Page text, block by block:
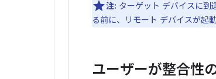
注: ターゲット デバイスに到
る前に、リモート デバイスが起
ユーザーが整合性